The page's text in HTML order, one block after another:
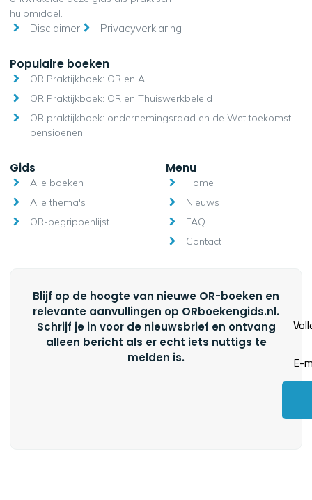
hulpmiddel.
Disclaimer Privacyverklaring
Populaire boeken
OR Praktijkboek: OR en AI
OR Praktijkboek: OR en Thuiswerkbeleid
OR praktijkboek: ondernemingsraad en de Wet toekomst
pensioenen
Gids
Alle boeken
Alle thema's
OR-begrippenlijst
Menu
Home
Nieuws
FAQ
Contact
Blijf op de hoogte van nieuwe OR-boeken en
relevante aanvullingen op ORboekengids.nl.
Schrijf je in voor de nieuwsbrief en ontvang
alleen bericht als er echt iets nuttigs te
melden is.